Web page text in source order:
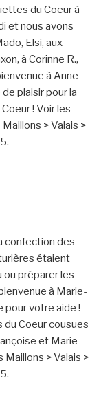
du Coeur à
et nous avons
Elsi, aux
à Corinne R.,
à Anne
plaisir pour la
! Voir les
> Valais >
confection des
étaient
ou préparer les
à Marie-
pour votre aide !
Coeur cousues
et Marie-
Maillons > Valais >